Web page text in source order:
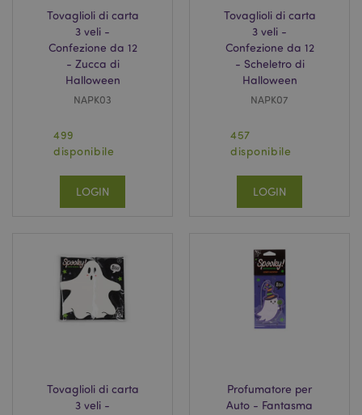
Tovaglioli di carta
3 veli -
Confezione da 12
- Zucca di
Halloween
NAPK03
499
disponibile
LOGIN
Tovaglioli di carta
3 veli -
Confezione da 12
- Scheletro di
Halloween
NAPK07
457
disponibile
LOGIN
Tovaglioli di carta
3 veli -
Profumatore per
Auto - Fantasma
www.puckator.it
Adobe Inc.
www.puckator.it